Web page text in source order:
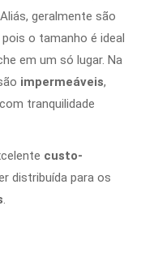
geralmente são
pois o tamanho é ideal
em um só lugar. Na
impermeáveis,
tranquilidade
custo-
distribuída para os
.